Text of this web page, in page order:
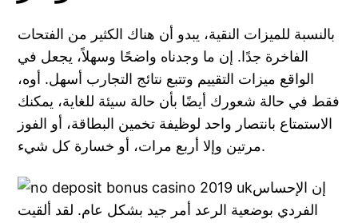
بالنسبة للميزات النقية، يبدو أن هناك الكثير من الفتحات
الفاخرة جدًا. إن ما وجدناه واضحًا وسهلاً، يجعل في
الواقع ميزات التقييم وتتبع نتائج التجارب أسهل. أوه،
فقط في حالة شعورك أيضًا بأن حالة سيئة للغاية، يمكنك
الاستمتاع بانتصار واحد لوظيفة تخمين البطاقة، أو الفوز
مرتين وإلا أربع مرات، أو خسارة كل شيء.
إن الإحساس
الفردي بوضعية الرعد أمر جيد بشكل عام. لقد ألقيت